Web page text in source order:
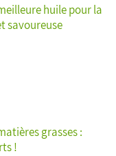
huile pour la
savoureuse
grasses :
!